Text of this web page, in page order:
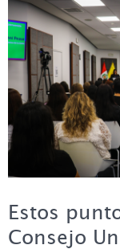
Estos
Consejo